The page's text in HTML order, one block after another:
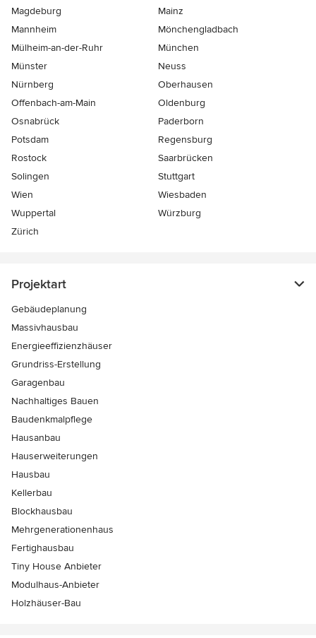
Magdeburg
Mainz
Mannheim
Mönchen­gladbach
Mülheim-an-der-Ruhr
München
Münster
Neuss
Nürnberg
Oberhausen
Offenbach-am-Main
Oldenburg
Osnabrück
Paderborn
Potsdam
Regensburg
Rostock
Saarbrücken
Solingen
Stuttgart
Wien
Wiesbaden
Wuppertal
Würzburg
Zürich
Projektart
Gebäudeplanung
Massivhausbau
Energieeffizienzhäuser
Grundriss-Erstellung
Garagenbau
Nachhaltiges Bauen
Baudenkmalpflege
Hausanbau
Hauserweiterungen
Hausbau
Kellerbau
Blockhausbau
Mehrgenerationenhaus
Fertighausbau
Tiny House Anbieter
Modulhaus-Anbieter
Holzhäuser-Bau